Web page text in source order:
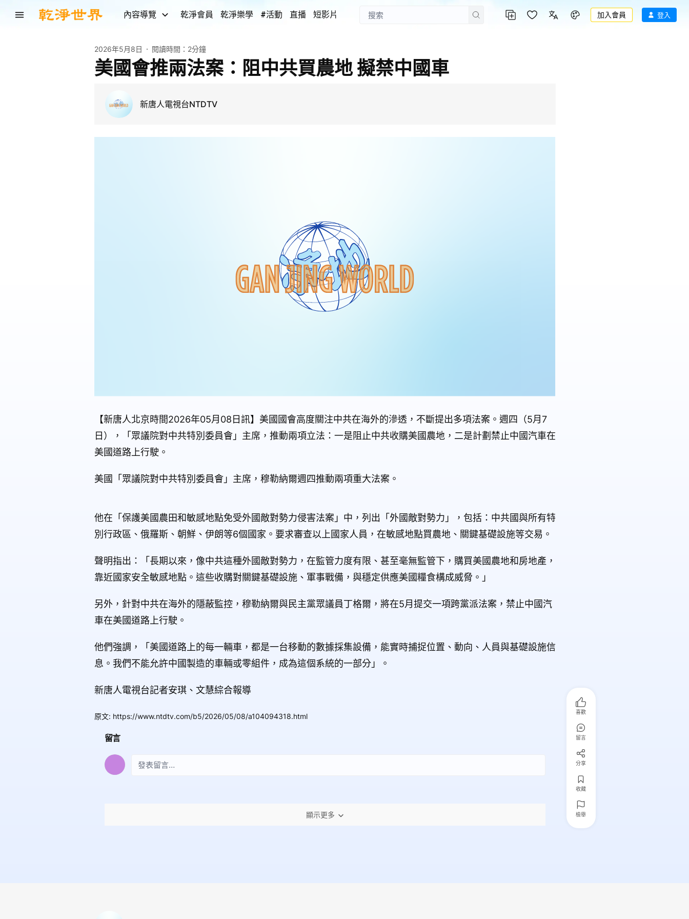
內容導覽 乾淨會員 乾淨樂學 #活動 直播 短影片 加入會員 登入
2026年5月8日 閱讀時間： 2分鐘
美國會推兩法案：阻中共買農地 擬禁中國車
新唐人電視台NTDTV
【新唐人北京時間2026年05月08日訊】美國國會高度關注中共在海外的滲透，不斷提出多項法案。週四（5月7
日），「眾議院對中共特別委員會」主席，推動兩項立法：一是阻止中共收購美國農地，二是計劃禁止中國汽車在
美國道路上行駛。
美國「眾議院對中共特別委員會」主席，穆勒納爾週四推動兩項重大法案。
他在「保護美國農田和敏感地點免受外國敵對勢力侵害法案」中，列出「外國敵對勢力」，包括：中共國與所有特
別行政區、俄羅斯、朝鮮、伊朗等6個國家。要求審查以上國家人員，在敏感地點買農地、關鍵基礎設施等交易。
聲明指出：「長期以來，像中共這種外國敵對勢力，在監管力度有限、甚至毫無監管下，購買美國農地和房地產，
靠近國家安全敏感地點。這些收購對關鍵基礎設施、軍事戰備，與穩定供應美國糧食構成威脅。」
另外，針對中共在海外的隱蔽監控，穆勒納爾與民主黨眾議員丁格爾，將在5月提交一項跨黨派法案，禁止中國汽
車在美國道路上行駛。
他們強調，「美國道路上的每一輛車，都是一台移動的數據採集設備，能實時捕捉位置、動向、人員與基礎設施信
息。我們不能允許中國製造的車輛或零組件，成為這個系統的一部分」。
新唐人電視台記者安琪、文慧綜合報導
原文: https://www.ntdtv.com/b5/2026/05/08/a104094318.html
留言
顯示更多
喜歡
留言
分享
收藏
檢舉